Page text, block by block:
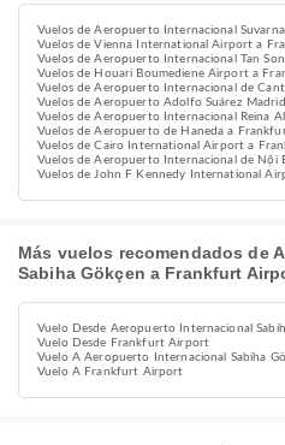
Vuelos de Aeropuerto Internacional
Vuelos de Vienna International Airport a
Vuelos de Aeropuerto Internacional Tan
Vuelos de Houari Boumediene Airport a
Vuelos de Aeropuerto Internacional de
Vuelos de Aeropuerto Adolfo Suárez
Vuelos de Aeropuerto Internacional Reina
Vuelos de Aeropuerto de Haneda a
Vuelos de Cairo International Airport a
Vuelos de Aeropuerto Internacional de Nội
Vuelos de John F Kennedy International
Más vuelos recomendados de
Sabiha Gökçen a Frankfurt
Vuelo Desde Aeropuerto Internacional
Vuelo Desde Frankfurt Airport
Vuelo A Aeropuerto Internacional Sabiha
Vuelo A Frankfurt Airport